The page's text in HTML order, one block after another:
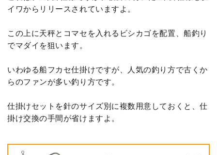
イワからリリースされていますよ。
この上に天秤とコマセを入れるビシカゴを配置、船釣り
でマダイを狙います。
いわゆる船フカセ仕掛けですが、人気の釣り方で古くか
らのファンが多い釣り方です。
仕掛けセットを針のサイズ別に複数用意しておくと、仕
掛け交換の手間が省けますよ。